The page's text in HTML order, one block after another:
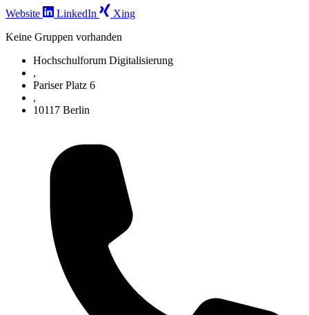
Website LinkedIn
Xing
Keine Gruppen vorhanden
Hochschulforum Digitalisierung
,
Pariser Platz 6
,
10117 Berlin